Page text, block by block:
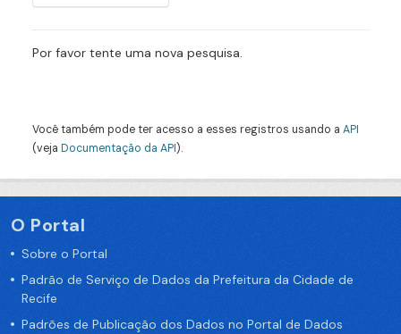
Por favor tente uma nova pesquisa.
Você também pode ter acesso a esses registros usando a API
(veja Documentação da API).
O Portal
Sobre o Portal
Padrão de Serviço de Dados da Prefeitura da Cidade de
Recife
Padrões de Publicação dos Dados no Portal de Dados